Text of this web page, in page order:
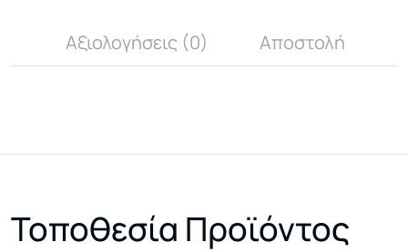
Αξιολογήσεις (0) Αποστολή
Τοποθεσία Προϊόντος